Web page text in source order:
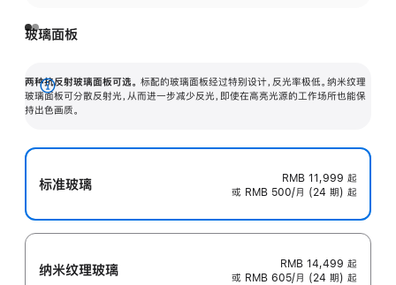
玻璃面板
两种抗反射玻璃面板可选。 标配的玻璃面板经过特别设计，反光率极低。纳米纹理
玻璃面板可分散反射光，从而进一步减少反光，即使在高亮光源的工作场所也能保
持出色画质。
展
开
标准玻璃 RMB 11,999 起
或 RMB 500/月 (24 期) 起
纳米纹理玻璃 RMB 14,499 起
或 RMB 605/月 (24 期) 起